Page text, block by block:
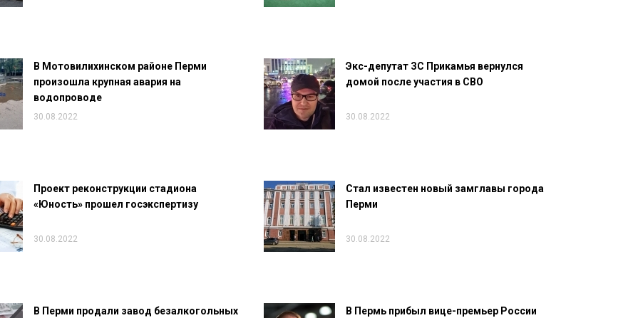
В Мотовилихинском районе Перми
произошла крупная авария на
водопроводе
30.08.2022
Экс-депутат ЗС Прикамья вернулся
домой после участия в СВО
30.08.2022
Проект реконструкции стадиона
«Юность» прошел госэкспертизу
30.08.2022
Стал известен новый замглавы города
Перми
30.08.2022
В Перми продали завод безалкогольных
В Пермь прибыл вице-премьер России